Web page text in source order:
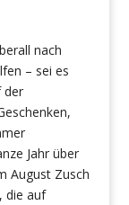
nach
– sei es
der
Jahr über
August Zusch
die auf